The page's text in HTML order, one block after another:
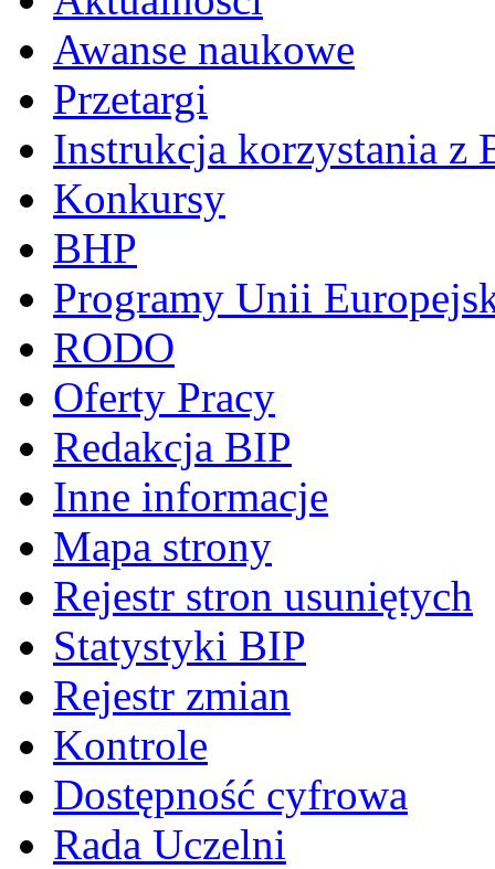
Awanse naukowe
Przetargi
Instrukcja korzystania z
Konkursy
BHP
Programy Unii
RODO
Oferty Pracy
Redakcja BIP
Inne informacje
Mapa strony
Rejestr stron usuniętych
Statystyki BIP
Rejestr zmian
Kontrole
Dostępność cyfrowa
Rada Uczelni